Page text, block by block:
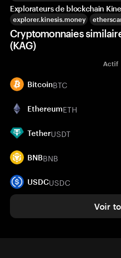
Explorateurs de blockchain
explorer.kinesis.money
Cryptomonnaies
(KAG)
Actif
BitcoinBTC
EthereumETH
TetherUSDT
BNBBNB
USDCUSDC
Voir